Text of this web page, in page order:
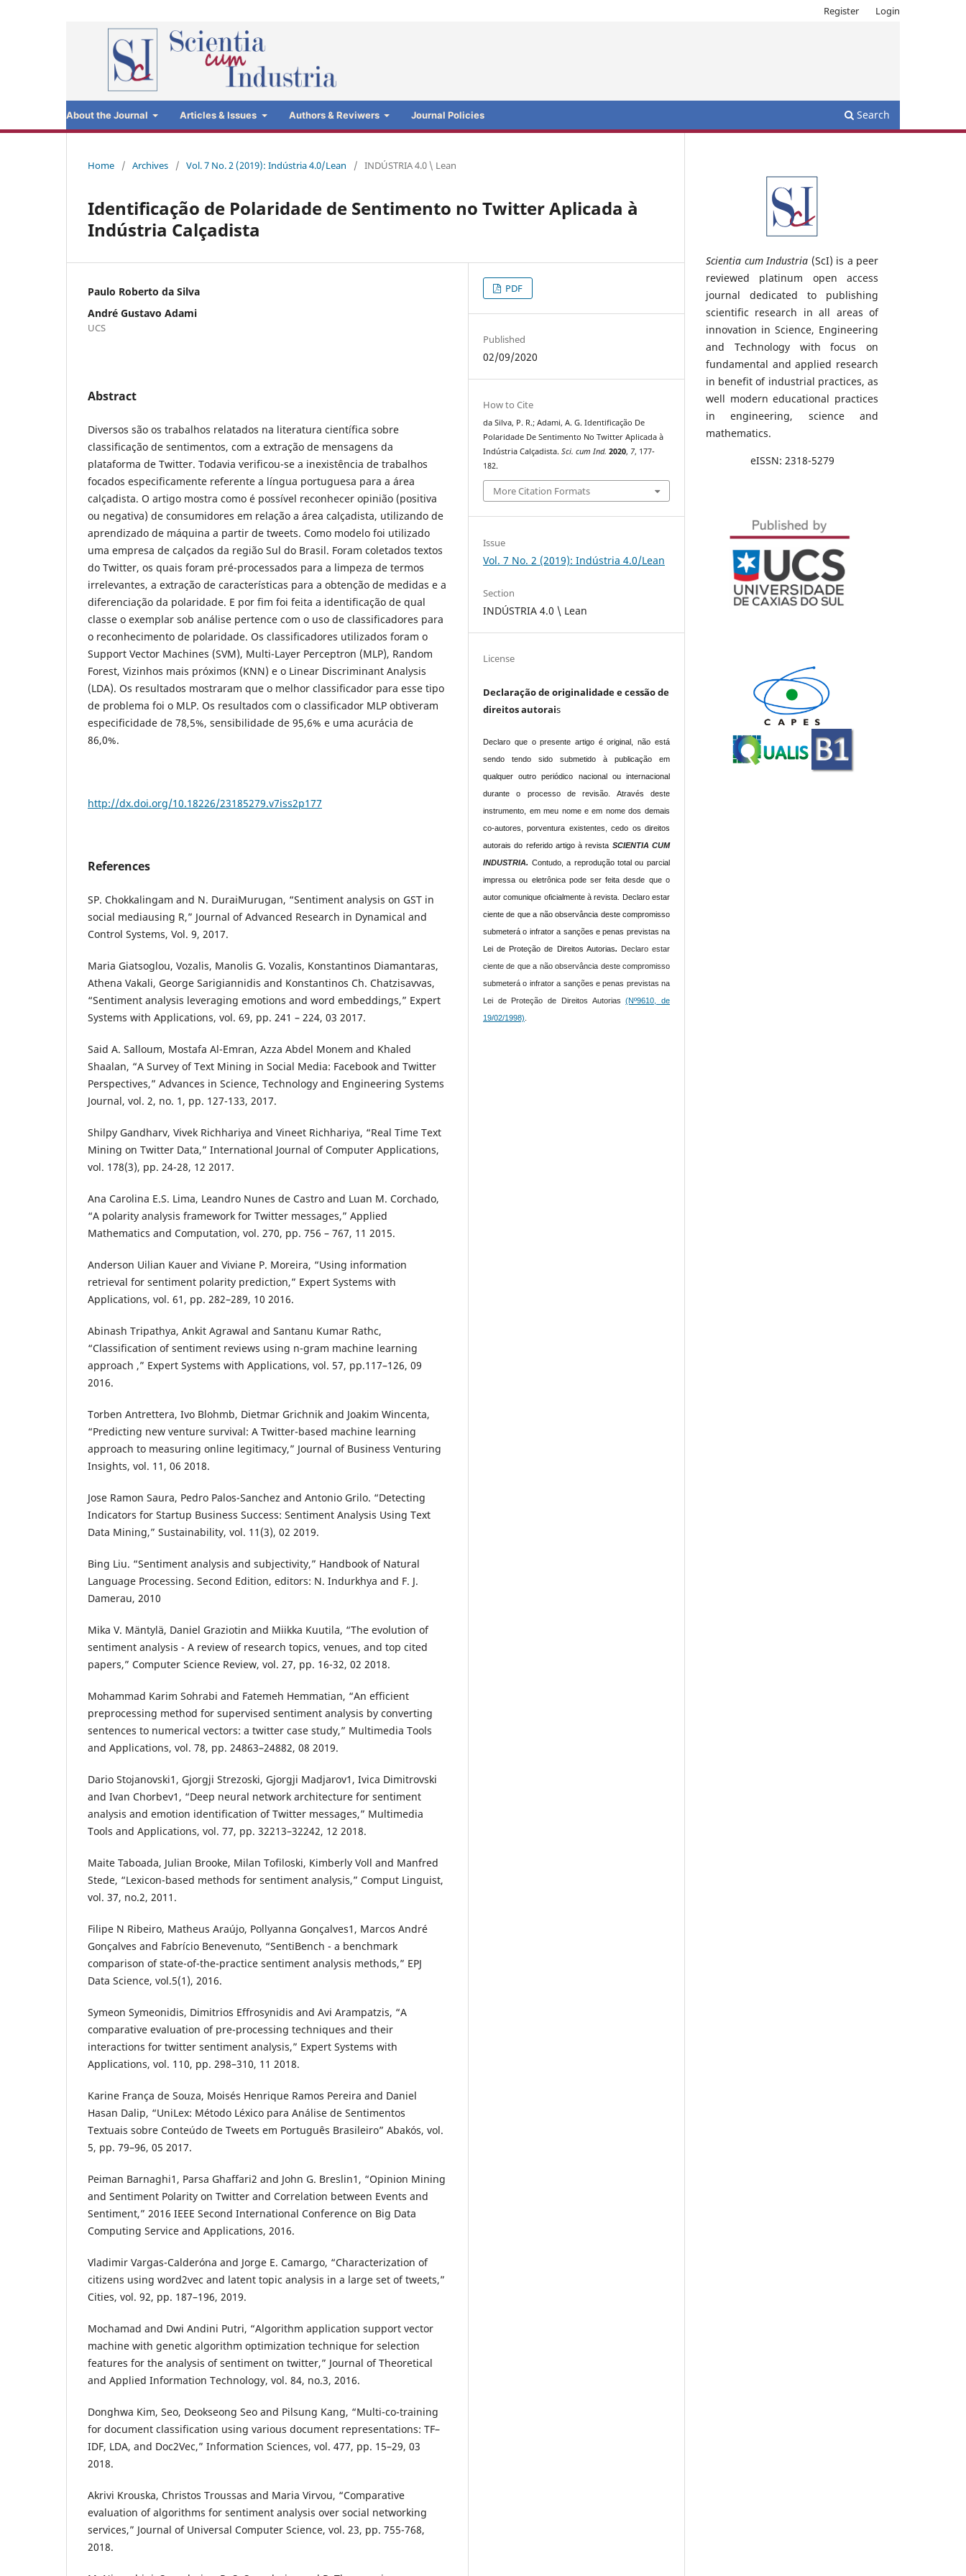
About the Journal Articles & Issues Authors & Reviwers Journal Policies Search
Register Login
Home / Archives / Vol. 7 No. 2 (2019): Indústria 4.0/Lean / INDÚSTRIA 4.0 \ Lean
Identificação de Polaridade de Sentimento no Twitter Aplicada à
Indústria Calçadista
Paulo Roberto da Silva
André Gustavo Adami
UCS
Abstract
Diversos são os trabalhos relatados na literatura científica sobre
classificação de sentimentos, com a extração de mensagens da
plataforma de Twitter. Todavia verificou-se a inexistência de trabalhos
focados especificamente referente a língua portuguesa para a área
calçadista. O artigo mostra como é possível reconhecer opinião (positiva
ou negativa) de consumidores em relação a área calçadista, utilizando de
aprendizado de máquina a partir de tweets. Como modelo foi utilizado
uma empresa de calçados da região Sul do Brasil. Foram coletados textos
do Twitter, os quais foram pré-processados para a limpeza de termos
irrelevantes, a extração de características para a obtenção de medidas e a
diferenciação da polaridade. E por fim foi feita a identificação de qual
classe o exemplar sob análise pertence com o uso de classificadores para
o reconhecimento de polaridade. Os classificadores utilizados foram o
Support Vector Machines (SVM), Multi-Layer Perceptron (MLP), Random
Forest, Vizinhos mais próximos (KNN) e o Linear Discriminant Analysis
(LDA). Os resultados mostraram que o melhor classificador para esse tipo
de problema foi o MLP. Os resultados com o classificador MLP obtiveram
especificidade de 78,5%, sensibilidade de 95,6% e uma acurácia de
86,0%.
http://dx.doi.org/10.18226/23185279.v7iss2p177
References
SP. Chokkalingam and N. DuraiMurugan, “Sentiment analysis on GST in
social mediausing R,” Journal of Advanced Research in Dynamical and
Control Systems, Vol. 9, 2017.
Maria Giatsoglou, Vozalis, Manolis G. Vozalis, Konstantinos Diamantaras,
Athena Vakali, George Sarigiannidis and Konstantinos Ch. Chatzisavvas,
“Sentiment analysis leveraging emotions and word embeddings,” Expert
Systems with Applications, vol. 69, pp. 241 – 224, 03 2017.
Said A. Salloum, Mostafa Al-Emran, Azza Abdel Monem and Khaled
Shaalan, “A Survey of Text Mining in Social Media: Facebook and Twitter
Perspectives,” Advances in Science, Technology and Engineering Systems
Journal, vol. 2, no. 1, pp. 127-133, 2017.
Shilpy Gandharv, Vivek Richhariya and Vineet Richhariya, “Real Time Text
Mining on Twitter Data,” International Journal of Computer Applications,
vol. 178(3), pp. 24-28, 12 2017.
Ana Carolina E.S. Lima, Leandro Nunes de Castro and Luan M. Corchado,
“A polarity analysis framework for Twitter messages,” Applied
Mathematics and Computation, vol. 270, pp. 756 – 767, 11 2015.
Anderson Uilian Kauer and Viviane P. Moreira, “Using information
retrieval for sentiment polarity prediction,” Expert Systems with
Applications, vol. 61, pp. 282–289, 10 2016.
Abinash Tripathya, Ankit Agrawal and Santanu Kumar Rathc,
“Classification of sentiment reviews using n-gram machine learning
approach ,” Expert Systems with Applications, vol. 57, pp.117–126, 09
2016.
Torben Antrettera, Ivo Blohmb, Dietmar Grichnik and Joakim Wincenta,
“Predicting new venture survival: A Twitter-based machine learning
approach to measuring online legitimacy,” Journal of Business Venturing
Insights, vol. 11, 06 2018.
Jose Ramon Saura, Pedro Palos-Sanchez and Antonio Grilo. “Detecting
Indicators for Startup Business Success: Sentiment Analysis Using Text
Data Mining,” Sustainability, vol. 11(3), 02 2019.
Bing Liu. “Sentiment analysis and subjectivity,” Handbook of Natural
Language Processing. Second Edition, editors: N. Indurkhya and F. J.
Damerau, 2010
Mika V. Mäntylä, Daniel Graziotin and Miikka Kuutila, “The evolution of
sentiment analysis - A review of research topics, venues, and top cited
papers,” Computer Science Review, vol. 27, pp. 16-32, 02 2018.
Mohammad Karim Sohrabi and Fatemeh Hemmatian, “An efficient
preprocessing method for supervised sentiment analysis by converting
sentences to numerical vectors: a twitter case study,” Multimedia Tools
and Applications, vol. 78, pp. 24863–24882, 08 2019.
Dario Stojanovski1, Gjorgji Strezoski, Gjorgji Madjarov1, Ivica Dimitrovski
and Ivan Chorbev1, “Deep neural network architecture for sentiment
analysis and emotion identification of Twitter messages,” Multimedia
Tools and Applications, vol. 77, pp. 32213–32242, 12 2018.
Maite Taboada, Julian Brooke, Milan Tofiloski, Kimberly Voll and Manfred
Stede, “Lexicon-based methods for sentiment analysis,” Comput Linguist,
vol. 37, no.2, 2011.
Filipe N Ribeiro, Matheus Araújo, Pollyanna Gonçalves1, Marcos André
Gonçalves and Fabrício Benevenuto, “SentiBench - a benchmark
comparison of state-of-the-practice sentiment analysis methods,” EPJ
Data Science, vol.5(1), 2016.
Symeon Symeonidis, Dimitrios Effrosynidis and Avi Arampatzis, “A
comparative evaluation of pre-processing techniques and their
interactions for twitter sentiment analysis,” Expert Systems with
Applications, vol. 110, pp. 298–310, 11 2018.
Karine França de Souza, Moisés Henrique Ramos Pereira and Daniel
Hasan Dalip, “UniLex: Método Léxico para Análise de Sentimentos
Textuais sobre Conteúdo de Tweets em Português Brasileiro” Abakós, vol.
5, pp. 79–96, 05 2017.
Peiman Barnaghi1, Parsa Ghaffari2 and John G. Breslin1, “Opinion Mining
and Sentiment Polarity on Twitter and Correlation between Events and
Sentiment,” 2016 IEEE Second International Conference on Big Data
Computing Service and Applications, 2016.
Vladimir Vargas-Calderóna and Jorge E. Camargo, “Characterization of
citizens using word2vec and latent topic analysis in a large set of tweets,”
Cities, vol. 92, pp. 187–196, 2019.
Mochamad and Dwi Andini Putri, “Algorithm application support vector
machine with genetic algorithm optimization technique for selection
features for the analysis of sentiment on twitter,” Journal of Theoretical
and Applied Information Technology, vol. 84, no.3, 2016.
Donghwa Kim, Seo, Deokseong Seo and Pilsung Kang, “Multi-co-training
for document classification using various document representations: TF–
IDF, LDA, and Doc2Vec,” Information Sciences, vol. 477, pp. 15–29, 03
2018.
Akrivi Krouska, Christos Troussas and Maria Virvou, “Comparative
evaluation of algorithms for sentiment analysis over social networking
services,” Journal of Universal Computer Science, vol. 23, pp. 755-768,
2018.
PDF
Published
02/09/2020
How to Cite
da Silva, P. R.; Adami, A. G. Identificação De
Polaridade De Sentimento No Twitter Aplicada à
Indústria Calçadista.Sci. cum Ind. 2020, 7, 177-
182.
More Citation Formats
Issue
Vol. 7 No. 2 (2019): Indústria 4.0/Lean
Section
INDÚSTRIA 4.0 \ Lean
License
Declaração de originalidade e cessão de
direitos autorais
Declaro que o presente artigo é original, não está
sendo tendo sido submetido à publicação em
qualquer outro periódico nacional ou internacional
durante o processo de revisão. Através deste
instrumento, em meu nome e em nome dos demais
co-autores, porventura existentes, cedo os direitos
autorais do referido artigo à revista SCIENTIA CUM
INDUSTRIA. Contudo, a reprodução total ou parcial
impressa ou eletrônica pode ser feita desde que o
autor comunique oficialmente à revista.
Declaro estar
ciente de que a não observância deste compromisso
submeterá o infrator a sanções e penas previstas na
Lei de Proteção de Direitos Autorias. Declaro estar
ciente de que a não observância deste compromisso
submeterá o infrator a sanções e penas previstas na
Lei de Proteção de Direitos Autorias
(Nº9610, de
19/02/1998)
Scientia cum Industria (ScI) is a peer
reviewed platinum open access
journal dedicated to publishing
scientific research in all areas of
innovation in Science, Engineering
and Technology with focus on
fundamental and applied research
in benefit of industrial practices, as
well modern educational practices
in engineering, science and
mathematics.
eISSN: 2318-5279